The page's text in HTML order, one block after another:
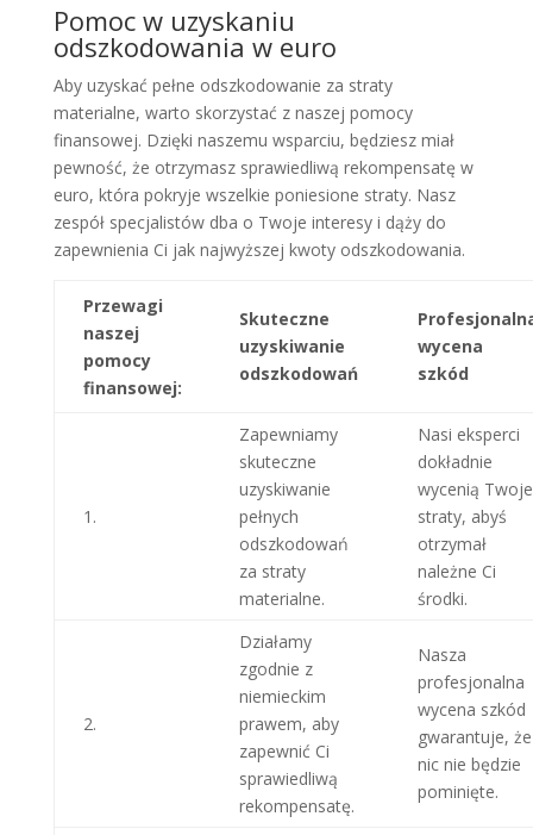
Pomoc w uzyskaniu
odszkodowania w euro
Aby uzyskać pełne odszkodowanie za straty
materialne, warto skorzystać z naszej pomocy
finansowej. Dzięki naszemu wsparciu, będziesz miał
pewność, że otrzymasz sprawiedliwą rekompensatę w
euro, która pokryje wszelkie poniesione straty. Nasz
zespół specjalistów dba o Twoje interesy i dąży do
zapewnienia Ci jak najwyższej kwoty odszkodowania.
Przewagi
naszej
pomocy
finansowej:
Skuteczne
uzyskiwanie
odszkodowań
wycena
szkód
1.
Zapewniamy
skuteczne
uzyskiwanie
pełnych
odszkodowań
za straty
materialne.
Nasi eksperci
dokładnie
wycenią Twoje
straty, abyś
otrzymał
należne Ci
środki.
2.
Działamy
zgodnie z
niemieckim
prawem, aby
zapewnić Ci
sprawiedliwą
rekompensatę.
Nasza
profesjonalna
wycena szkód
gwarantuje, że
nic nie będzie
pominięte.